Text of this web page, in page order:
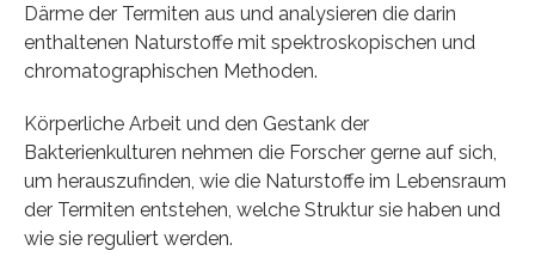
Därme der Termiten aus und analysieren die darin
enthaltenen Naturstoffe mit spektroskopischen und
chromatographischen Methoden.
Körperliche Arbeit und den Gestank der
Bakterienkulturen nehmen die Forscher gerne auf sich,
um herauszufinden, wie die Naturstoffe im Lebensraum
der Termiten entstehen, welche Struktur sie haben und
wie sie reguliert werden.